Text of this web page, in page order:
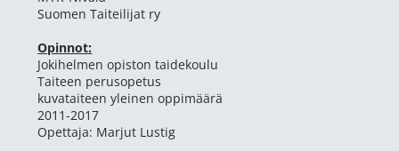
Suomen Taiteilijat ry
Opinnot:
Jokihelmen opiston taidekoulu
Taiteen perusopetus
kuvataiteen yleinen oppimäärä
2011-2017
Opettaja: Marjut Lustig